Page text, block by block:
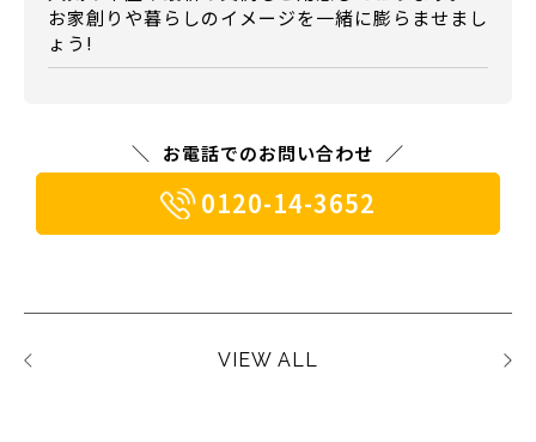
お家創りや暮らしのイメージを一緒に膨らませまし
ょう!
お電話でのお問い合わせ
0120-14-3652
VIEW ALL